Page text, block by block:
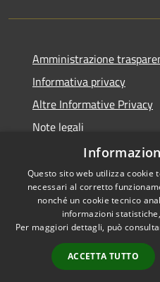
Amministrazione
Informativa privacy
Altre Informative Privacy
Note legali
Dichiarazione di
RSS
Accessibilità
Questo sito web utilizza
necessari al corretto
nonché un cookie tecnico
informazioni
Per maggiori dettagli, può
ACCETTA TUTTO